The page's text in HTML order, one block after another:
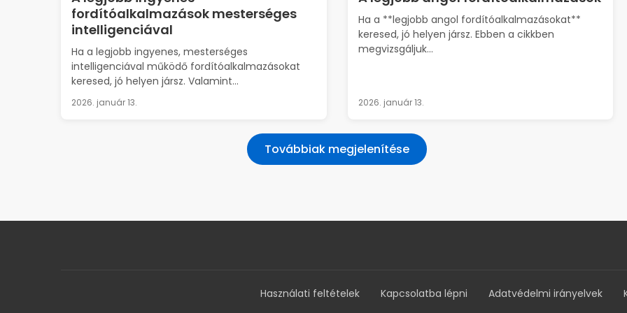
fordítóalkalmazások mesterséges
intelligenciával
Ha a legjobb ingyenes, mesterséges
intelligenciával működő fordítóalkalmazásokat
keresed, jó helyen jársz. Valamint...
2026. január 13.
Ha a **legjobb angol fordítóalkalmazásokat**
keresed, jó helyen jársz. Ebben a cikkben
megvizsgáljuk...
2026. január 13.
Továbbiak megjelenítése
Használati feltételek Kapcsolatba lépni Adatvédelmi irányelvek